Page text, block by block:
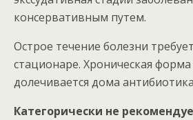
консервативным путем.
Острое течение болезни
стационаре. Хроническая
долечивается дома
Категорически не